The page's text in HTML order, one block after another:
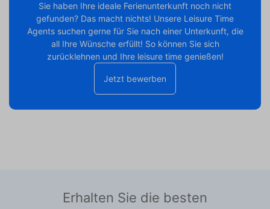
Sie haben Ihre ideale Ferienunterkunft noch nicht
gefunden? Das macht nichts! Unsere Leisure Time
Agents suchen gerne für Sie nach einer Unterkunft, die
all Ihre Wünsche erfüllt! So können Sie sich
zurücklehnen und Ihre leisure time genießen!
Jetzt bewerben
Erhalten Sie die besten